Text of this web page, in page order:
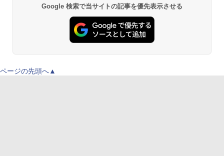
Google 検索で当サイトの記事を優先表示させる
ページの先頭へ▲